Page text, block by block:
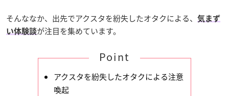
そんななか、出先でアクスタを紛失したオタクによる、
気まず
い体験談が注目を集めています。
Point
アクスタを紛失したオタクによる注意
喚起